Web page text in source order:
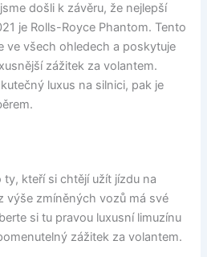
došli k závěru, že nejlepší
je Rolls-Royce Phantom. Tento
ve všech ohledech a poskytuje
zážitek za volantem.
luxus na silnici, pak je
kteří si chtějí užít jízdu na
výše zmíněných vozů má své
si tu pravou luxusní limuzínu
zážitek za volantem.